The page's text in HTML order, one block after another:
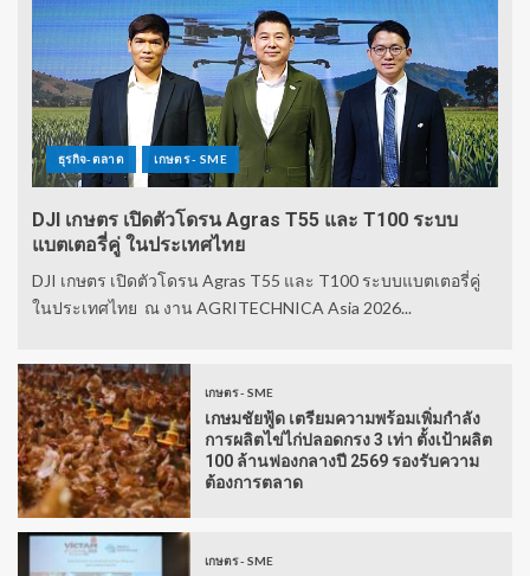
ธุรกิจ-ตลาด เกษตร - SME
DJI เกษตร เปิดตัวโดรน Agras T55 และ T100 ระบบ
แบตเตอรี่คู่ ในประเทศไทย
DJI เกษตร เปิดตัวโดรน Agras T55 และ T100 ระบบแบตเตอรี่คู่
ในประเทศไทย ณ งาน AGRITECHNICA Asia 2026...
เกษตร - SME
เกษมชัยฟู้ด เตรียมความพร้อมเพิ่มกำลัง
การผลิตไข่ไก่ปลอดกรง 3 เท่า ตั้งเป้าผลิต
100 ล้านฟองกลางปี 2569 รองรับความ
ต้องการตลาด
เกษตร - SME